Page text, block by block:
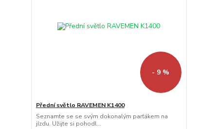
- 9 %
Přední světlo RAVEMEN K1400
Seznamte se se svým dokonalým parťákem na
jízdu. Užijte si pohodl...